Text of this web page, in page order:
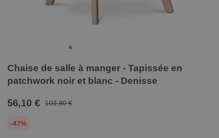
Chaise de salle à manger - Tapissée en
patchwork noir et blanc - Denisse
56,10 € 103,90 €
-47%